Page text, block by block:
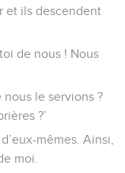
et ils descendent
de nous ! Nous
le servions ?
?’
mêmes. Ainsi,
moi.